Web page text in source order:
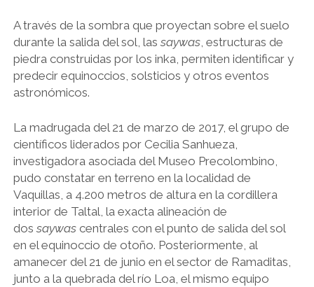
A través de la sombra que proyectan sobre el suelo
durante la salida del sol, las saywas, estructuras de
piedra construidas por los inka, permiten identificar y
predecir equinoccios, solsticios y otros eventos
astronómicos.
La madrugada del 21 de marzo de 2017, el grupo de
científicos liderados por Cecilia Sanhueza,
investigadora asociada del Museo Precolombino,
pudo constatar en terreno en la localidad de
Vaquillas, a 4.200 metros de altura en la cordillera
interior de Taltal, la exacta alineación de
dos saywascentrales con el punto de salida del sol
en el equinoccio de otoño. Posteriormente, al
amanecer del 21 de junio en el sector de Ramaditas,
junto a la quebrada del río Loa, el mismo equipo